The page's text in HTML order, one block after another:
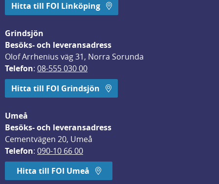
Hitta till FOI Linköping
Grindsjön
Besöks- och leveransadress
Olof Arrhenius väg 31, Norra Sorunda
Telefon: 08-555 030 00
Hitta till FOI Grindsjön
Umeå
Besöks- och leveransadress
Cementvägen 20, Umeå
Telefon: 090-10 66 00
Hitta till FOI Umeå